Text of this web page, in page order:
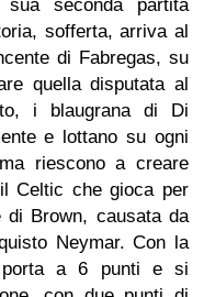
seconda partita
sofferta, arriva al
di Fabregas, su
quella disputata al
i blaugrana di Di
e lottano su ogni
riescono a creare
Celtic che gioca per
di Brown, causata da
Neymar. Con la
a 6 punti e si